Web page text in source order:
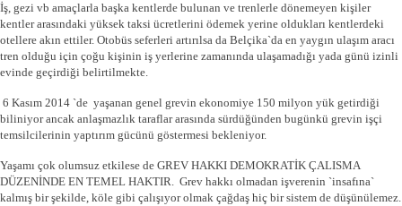
İş, gezi vb amaçlarla başka kentlerde bulunan ve trenlerle dönemeyen kişiler
kentler arasındaki yüksek taksi ücretlerini ödemek yerine oldukları kentlerdeki
otellere akın ettiler. Otobüs seferleri artırılsa da Belçika`da en yaygın ulaşım aracı
tren olduğu için çoğu kişinin iş yerlerine zamanında ulaşamadığı yada günü izinli
evinde geçirdiği belirtilmekte.
6 Kasım 2014 `de yaşanan genel grevin ekonomiye 150 milyon yük getirdiği
biliniyor ancak anlaşmazlık taraflar arasında sürdüğünden bugünkü grevin işçi
temsilcilerinin yaptırım gücünü göstermesi bekleniyor.
Yaşamı çok olumsuz etkilese de GREV HAKKI DEMOKRATİK ÇALISMA
DÜZENİNDE EN TEMEL HAKTIR. Grev hakkı olmadan işverenin `insafına`
kalmış bir şekilde, köle gibi çalışıyor olmak çağdaş hiç bir sistem de düşünülemez.